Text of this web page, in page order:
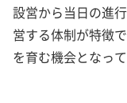
設営から当日の進
営する体制が特徴
を育む機会となっ